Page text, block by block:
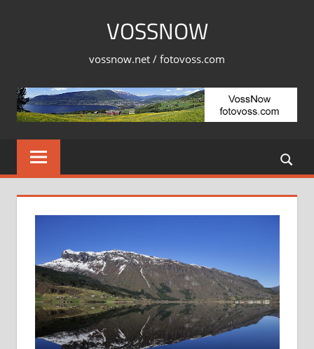
VOSSNOW
vossnow.net / fotovoss.com